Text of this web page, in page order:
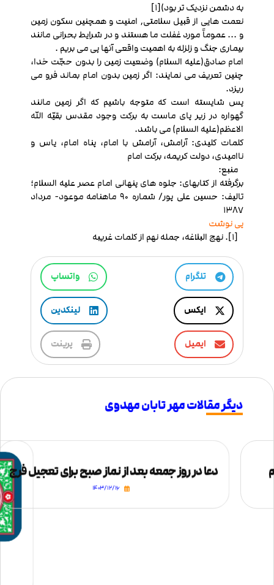
به دشمن نزدیک تر بود)[1]
نعمت هایی از قبیل سلامتی, امنیت و همچنین سکون زمین
و ... عموماً مورد غفلت ما هستند و در شرایط بحرانی مانند
بیماری جنگ و زلزله به اهمیت واقعی آنها پی می بریم .
امام صادق(علیه السلام) وضعیت زمین را بدون حجّت خدا،
چنین تعریف می نمایند: اگر زمین بدون امام بماند فرو می
ریزد.
پس شایسته است که متوجه باشیم که اگر زمین مانند
گهواره در زیر پای ماست به برکت وجود مقدس بقیّه الله
الاعظم(علیه السلام) می باشد.
کلمات کلیدی: آرامش، آرامش با امام، پناه امام، یاس و
ناامیدی، دولت کریمه، برکت امام
منبع:
برگرفته از کتابهای: جلوه های پنهانی امام عصر علیه السلام؛
تالیف: حسین علی پور/ شماره 90 ماهنامه موعود- مرداد
1387
پی نوشت
[1]. نهج البلاغه، جمله نهم از کلمات غریبه
تلگرام واتساپ
ایکس لینکدین
ایمیل پرینت
دیگر مقالات مهر تابان مهدوی
دعا در روز جمعه بعد از نماز صبح برای تعجیل فرج
۱۴۰۳/۱۲/۱۶